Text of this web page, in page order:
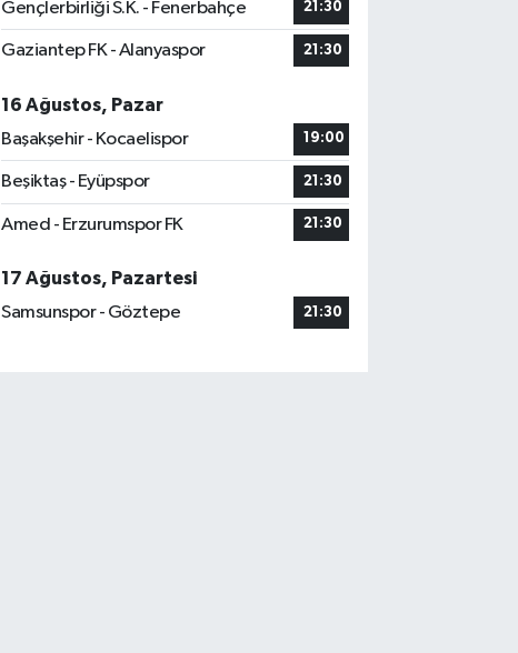
Gençlerbirliği S.K. - Fenerbahçe 21:30
Gaziantep FK - Alanyaspor 21:30
16 Ağustos, Pazar
Başakşehir - Kocaelispor
19:00
Beşiktaş - Eyüpspor 21:30
Amed - Erzurumspor FK 21:30
17 Ağustos, Pazartesi
Samsunspor - Göztepe
21:30